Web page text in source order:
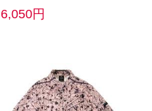
6,050円